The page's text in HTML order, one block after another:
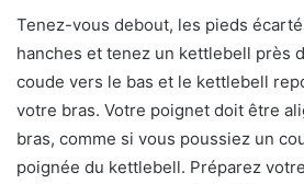
Tenez-vous debout, les pieds
hanches et tenez un kettlebell près
coude vers le bas et le kettlebell
votre bras. Votre poignet doit être
bras, comme si vous poussiez un
poignée du kettlebell. Préparez